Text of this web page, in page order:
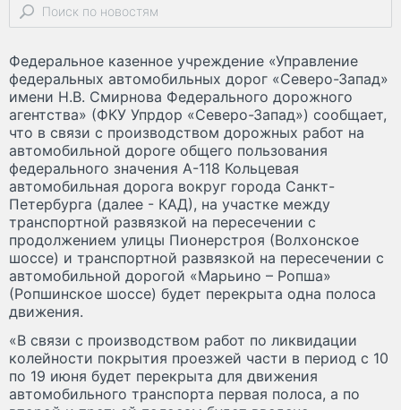
Федеральное казенное учреждение «Управление
федеральных автомобильных дорог «Северо-Запад»
имени Н.В. Смирнова Федерального дорожного
агентства» (ФКУ Упрдор «Северо-Запад») сообщает,
что в связи с производством дорожных работ на
автомобильной дороге общего пользования
федерального значения А-118 Кольцевая
автомобильная дорога вокруг города Санкт-
Петербурга (далее - КАД), на участке между
транспортной развязкой на пересечении с
продолжением улицы Пионерстроя (Волхонское
шоссе) и транспортной развязкой на пересечении с
автомобильной дорогой «Марьино – Ропша»
(Ропшинское шоссе) будет перекрыта одна полоса
движения.
«В связи с производством работ по ликвидации
колейности покрытия проезжей части в период с 10
по 19 июня будет перекрыта для движения
автомобильного транспорта первая полоса, а по